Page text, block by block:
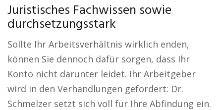
Juristisches Fachwissen sowie
durchsetzungsstark
Sollte Ihr Arbeitsverhältnis wirklich enden,
können Sie dennoch dafür sorgen, dass Ihr
Konto nicht darunter leidet. Ihr Arbeitgeber
wird in den Verhandlungen gefordert: Dr.
Schmelzer setzt sich voll für Ihre Abfindung ein.